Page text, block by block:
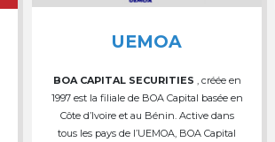
UEMOA
BOA CAPITAL SECURITIES , créée en
1997 est la filiale de BOA Capital basée en
Côte d’Ivoire et au Bénin. Active dans
tous les pays de l’UEMOA, BOA Capital